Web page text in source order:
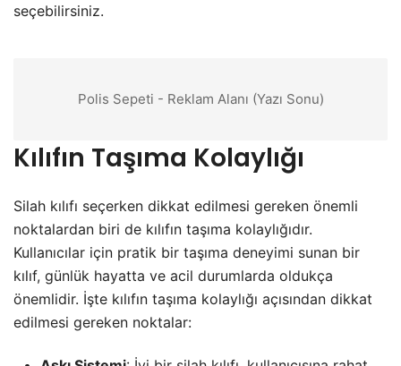
seçebilirsiniz.
Polis Sepeti - Reklam Alanı (Yazı Sonu)
Kılıfın Taşıma Kolaylığı
Silah kılıfı seçerken dikkat edilmesi gereken önemli
noktalardan biri de kılıfın taşıma kolaylığıdır.
Kullanıcılar için pratik bir taşıma deneyimi sunan bir
kılıf, günlük hayatta ve acil durumlarda oldukça
önemlidir. İşte kılıfın taşıma kolaylığı açısından dikkat
edilmesi gereken noktalar: